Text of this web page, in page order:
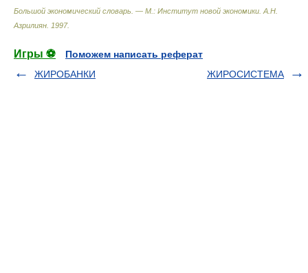
Большой экономический словарь. — М.: Институт новой экономики А.Н.
Азрилиян 1997.
Игры ⚽
Поможем написать реферат
ЖИРОБАНКИ
ЖИРОСИСТЕМА